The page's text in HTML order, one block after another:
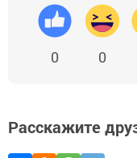
0 0
Расскажите